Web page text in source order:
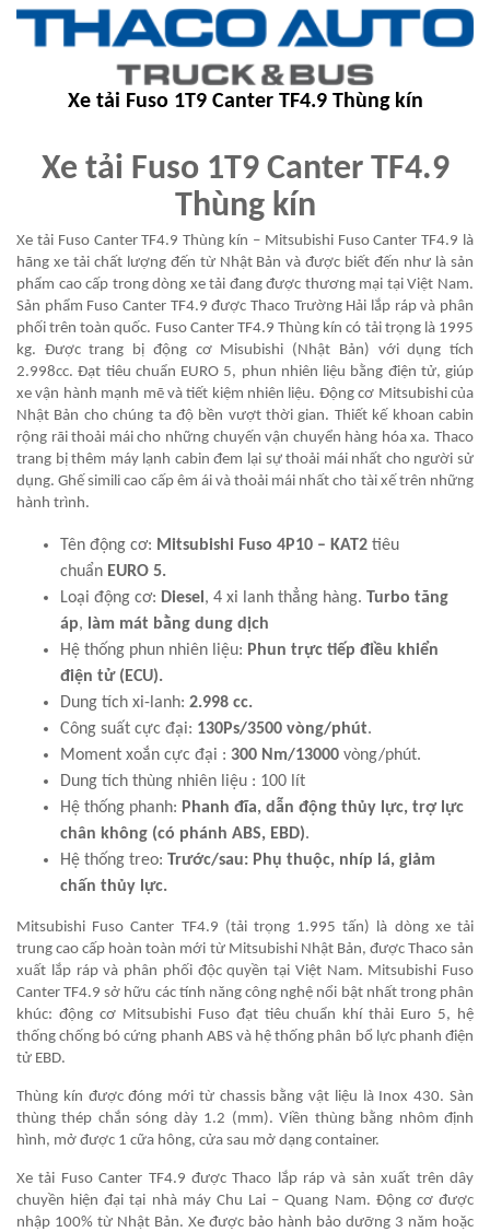
Xe tải Fuso 1T9 Canter TF4.9 Thùng kín
Xe tải Fuso 1T9 Canter TF4.9
Thùng kín
Xe tải Fuso Canter TF4.9 Thùng kín – Mitsubishi Fuso Canter TF4.9 là
hãng xe tải chất lượng đến từ Nhật Bản và được biết đến như là sản
phẩm cao cấp trong dòng xe tải đang được thương mại tại Việt Nam.
Sản phẩm Fuso Canter TF4.9 được Thaco Trường Hải lắp ráp và phân
phối trên toàn quốc. Fuso Canter TF4.9 Thùng kín có tải trọng là 1995
kg. Được trang bị động cơ Misubishi (Nhật Bản) với dụng tích
2.998cc. Đạt tiêu chuẩn EURO 5, phun nhiên liệu bằng điện tử, giúp
xe vận hành mạnh mẽ và tiết kiệm nhiên liệu. Động cơ Mitsubishi của
Nhật Bản cho chúng ta độ bền vượt thời gian. Thiết kế khoan cabin
rộng rãi thoải mái cho những chuyến vận chuyển hàng hóa xa. Thaco
trang bị thêm máy lạnh cabin đem lại sự thoải mái nhất cho người sử
dụng. Ghế simili cao cấp êm ái và thoải mái nhất cho tài xế trên những
hành trình.
Tên động cơ: Mitsubishi Fuso 4P10 – KAT2 tiêu
chuẩn EURO 5.
Loại động cơ: Diesel , 4 xi lanh thẳng hàng. Turbo tăng
áp, làm mát bằng dung dịch
Hệ thống phun nhiên liệu: Phun trực tiếp điều khiển
điện tử (ECU).
Dung tích xi-lanh: 2.998 cc.
Công suất cực đại: 130Ps/3500 vòng/phút.
Moment xoắn cực đại : 300 Nm/13000 vòng/phút.
Dung tích thùng nhiên liệu : 100 lít
Hệ thống phanh: Phanh đĩa, dẫn động thủy lực, trợ lực
chân không (có phánh ABS, EBD).
Hệ thống treo: Trước/sau: Phụ thuộc, nhíp lá, giảm
chấn thủy lực.
Mitsubishi Fuso Canter TF4.9 (tải trọng 1.995 tấn) là dòng xe tải
trung cao cấp hoàn toàn mới từ Mitsubishi Nhật Bản, được Thaco sản
xuất lắp ráp và phân phối độc quyền tại Việt Nam. Mitsubishi Fuso
Canter TF4.9 sở hữu các tính năng công nghệ nổi bật nhất trong phân
khúc: động cơ Mitsubishi Fuso đạt tiêu chuẩn khí thải Euro 5, hệ
thống chống bó cứng phanh ABS và hệ thống phân bổ lực phanh điện
tử EBD.
Thùng kín được đóng mới từ chassis bằng vật liệu là Inox 430. Sàn
thùng thép chắn sóng dày 1.2 (mm). Viền thùng bằng nhôm định
hình, mở được 1 cữa hông, cửa sau mở dạng container.
Xe tải Fuso Canter TF4.9 được Thaco lắp ráp và sản xuất trên dây
chuyền hiện đại tại nhà máy Chu Lai – Quang Nam. Động cơ được
nhập 100% từ Nhật Bản. Xe được bảo hành bảo dưỡng 3 năm hoặc